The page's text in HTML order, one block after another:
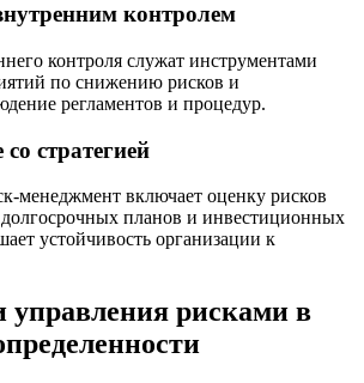
контролем
контроля служат инструментами
по снижению рисков и
регламентов и процедур.
стратегией
менеджмент включает оценку рисков
планов и инвестиционных
устойчивость организации к
управления рисками в